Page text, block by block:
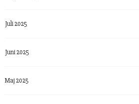
Juli 2025
Juni 2025
Maj 2025